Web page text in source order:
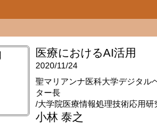
医療におけるAI活用
2020/11/24
聖マリアンナ医科大学デジタル
ター長
/大学院医療情報処理技術応用研
小林 泰之